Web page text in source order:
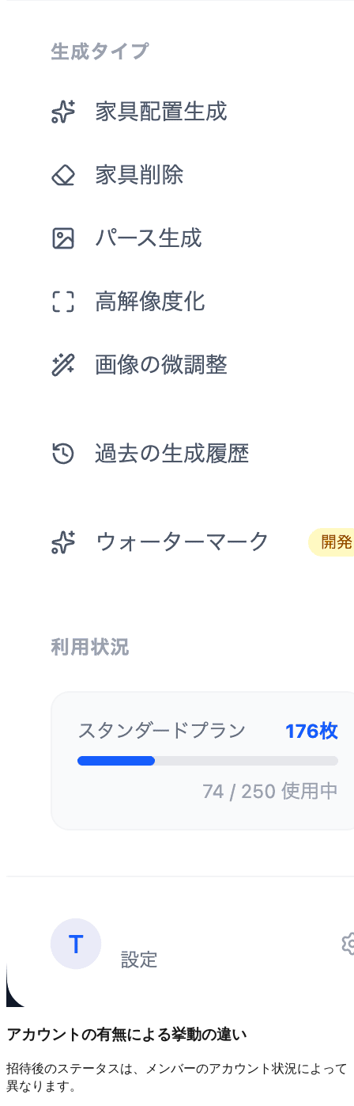
アカウントの有無による挙動の違い
招待後のステータスは、メンバーのアカウント状況によって
異なります。